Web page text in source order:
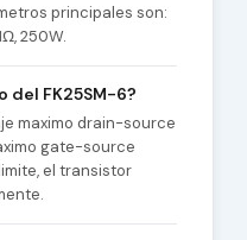
principales son:
250W.
del FK25SM-6?
maximo drain-source
gate-source
el transistor